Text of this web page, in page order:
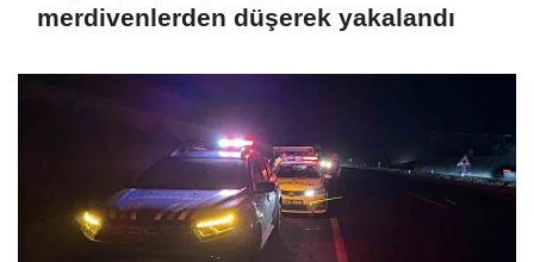
merdivenlerden düşerek yakalandı